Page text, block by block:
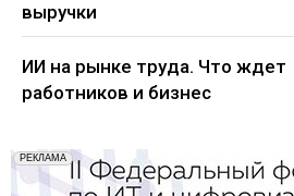
выручки
ИИ на рынке труда. Что ждет
работников и бизнес